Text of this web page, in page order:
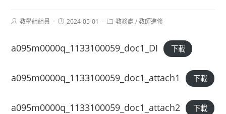
Post教學組組員
Post2024-05-01
Post教務處 / 教師進修
a095m0000q_1133100059_doc1_DI 下載
a095m0000q_1133100059_doc1_attach1 下載
a095m0000q_1133100059_doc1_attach2 下載